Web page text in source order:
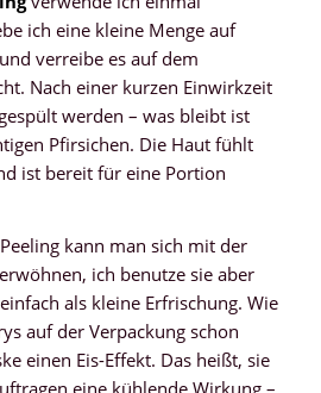
ich eine kleine Menge auf
verreibe es auf dem
Nach einer kurzen Einwirkzeit
werden – was bleibt ist
Pfirsichen. Die Haut fühlt
ist bereit für eine Portion
kann man sich mit der
ich benutze sie aber
als kleine Erfrischung. Wie
auf der Verpackung schon
einen Eis-Effekt. Das heißt, sie